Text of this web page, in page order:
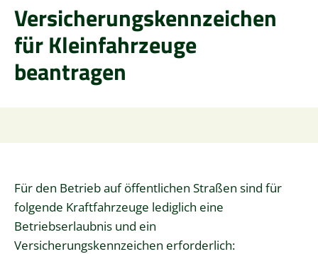
Versicherungskennzeichen
für Kleinfahrzeuge
beantragen
Für den Betrieb auf öffentlichen Straßen sind für
folgende Kraftfahrzeuge lediglich eine
Betriebserlaubnis und ein
Versicherungskennzeichen erforderlich: